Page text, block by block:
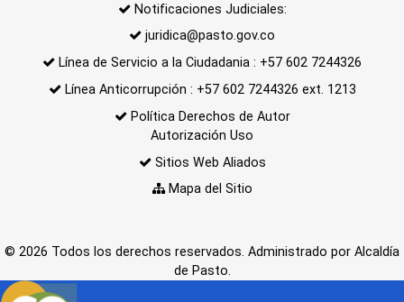
Notificaciones Judiciales:
juridica@pasto.gov.co
Línea de Servicio a la Ciudadania : +57 602 7244326
Línea Anticorrupción : +57 602 7244326 ext. 1213
Política Derechos de Autor
Autorización Uso
Sitios Web Aliados
Mapa del Sitio
© 2026 Todos los derechos reservados. Administrado por Alcaldía
de Pasto.